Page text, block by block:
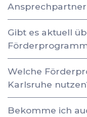
Gibt es aktuell
Welche
Karlsruhe
Bekomme ich